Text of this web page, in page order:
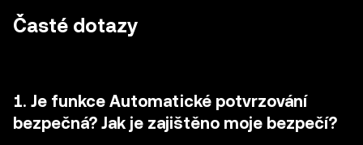
Časté dotazy
1. Je funkce Automatické potvrzování
bezpečná? Jak je zajištěno moje bezpečí?